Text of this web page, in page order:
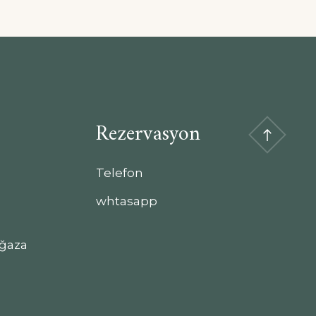
Rezervasyon
Telefon
whtasapp